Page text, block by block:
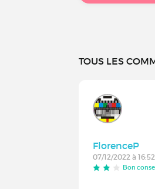
TOUS LES
FlorenceP
07/12/2022 à 16:52
Bon